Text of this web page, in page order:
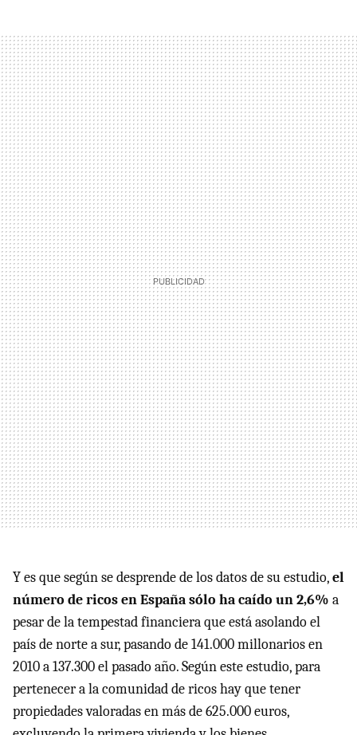
Y es que según se desprende de los datos de su estudio,el
número de ricos en España sólo ha caído un 2,6% a
pesar de la tempestad financiera que está asolando el
país de norte a sur, pasando de 141.000 millonarios en
2010 a 137.300 el pasado año. Según este estudio, para
pertenecer a la comunidad de ricos hay que tener
propiedades valoradas en más de 625.000 euros,